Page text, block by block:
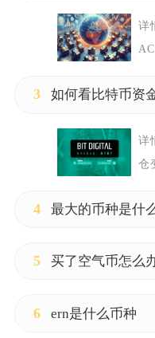
详
3 如何看比特币资
详
仓
4 最大的币种是什
5 买了空气币怎么
6 ern是什么币种